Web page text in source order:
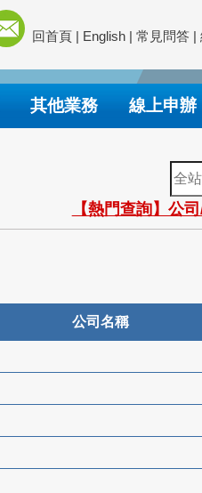
回首頁 | English | 常見問答 |
其他業務 線上申辦
全
站
檢
索
【熱門查詢】公
公司名稱